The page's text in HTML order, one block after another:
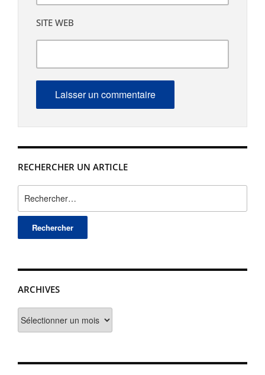
RECHERCHER UN ARTICLE
ARCHIVES
SITE WEB